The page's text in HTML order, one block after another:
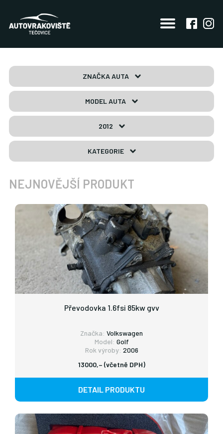
ZNAČKA AUTA
MODEL AUTA
2012
KATEGORIE
NEJNOVĚJŠÍ PRODUKT
Převodovka 1.6fsi 85kw gvv
Značka: Volkswagen
Model: Golf
Rok výroby: 2006
13000,– (včetně DPH)
DETAIL PRODUKTU